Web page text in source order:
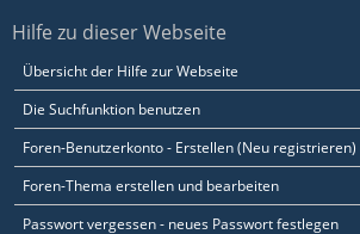
Hilfe zu dieser Webseite
Übersicht der Hilfe zur Webseite
Die Suchfunktion benutzen
Foren-Benutzerkonto - Erstellen (Neu registrieren)
Foren-Thema erstellen und bearbeiten
Passwort vergessen - neues Passwort festlegen